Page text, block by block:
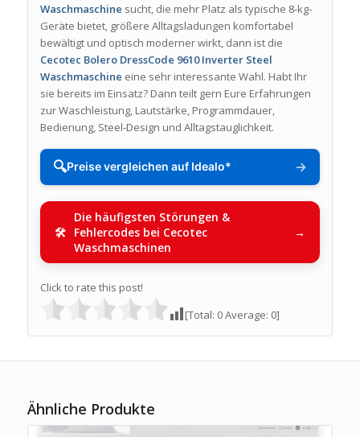
Waschmaschine sucht, die mehr Platz als typische 8-kg-
Geräte bietet, größere Alltagsladungen komfortabel
bewältigt und optisch moderner wirkt, dann ist die
Cecotec Bolero DressCode 9610 Inverter Steel
Waschmaschine eine sehr interessante Wahl. Habt Ihr
sie bereits im Einsatz? Dann teilt gern Eure Erfahrungen
zur Waschleistung, Lautstärke, Programmdauer,
Bedienung, Steel-Design und Alltagstauglichkeit.
🔍Preise vergleichen auf Idealo* →
Die häufigsten Störungen &
Fehlercodes bei Cecotec
Waschmaschinen
Click to rate this post!
[Total: 0Average: 0]
Ähnliche Produkte